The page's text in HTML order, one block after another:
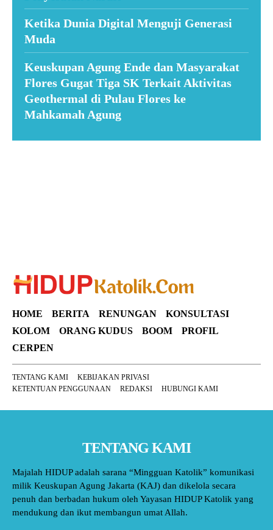
Ketika Dunia Digital Menguji Generasi
Muda
Keuskupan Agung Ende dan Masyarakat
Flores Gugat Tiga SK Terkait Aktivitas
Geothermal di Pulau Flores ke
Mahkamah Agung
HOME BERITA RENUNGAN
KONSULTASI
KOLOM
ORANG KUDUS BOOM
PROFIL
CERPEN
TENTANG KAMI
KEBIJAKAN PRIVASI
KETENTUAN PENGGUNAAN
REDAKSI HUBUNGI KAMI
TENTANG KAMI
Majalah HIDUP adalah sarana “Mingguan Katolik” komunikasi
milik Keuskupan Agung Jakarta (KAJ) dan dikelola secara
penuh dan berbadan hukum oleh Yayasan HIDUP Katolik yang
mendukung dan ikut membangun umat Allah.